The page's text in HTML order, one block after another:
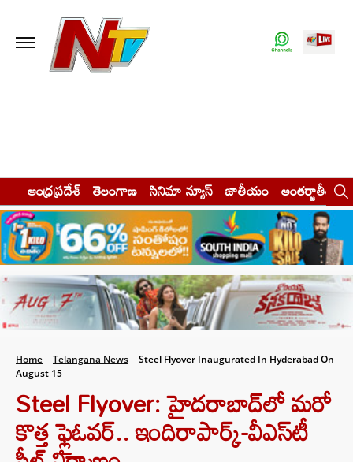
ఆంధ్రప్రదేశ్ తెలంగాణ సినిమా న్యూస్ జాతీయం అంతర్జాతీయం
Home Telangana News
Steel Flyover Inaugurated In Hyderabad On
August 15
Steel Flyover: హైదరాబాద్‌లో మరో
కొత్త ఫ్లైఓవర్.. ఇందిరాపార్క్-వీఎస్‌టీ